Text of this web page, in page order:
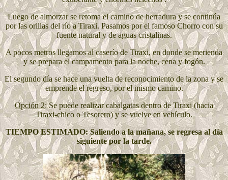
Luego de almorzar se retoma el camino de herradura y se continúa
por las orillas del río a Tiraxi. Pasamos por el famoso Chorro con su
fuente natural y de aguas cristalinas.
A pocos metros llegamos al caserío de Tiraxi, en donde se merienda
y se prepara el campamento para la noche, cena y fogón.
El segundo día se hace una vuelta de reconocimiento de la zona y se
emprende el regreso, por el mismo camino.
Opción 2: Se puede realizar cabalgatas dentro de Tiraxi (hacia
Tiraxi-chico o Tesorero) y se vuelve en vehículo.
TIEMPO ESTIMADO: Saliendo a la mañana, se regresa al día
siguiente por la tarde.